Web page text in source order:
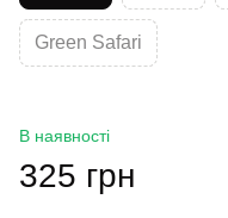
Green Safari
В наявності
325 грн